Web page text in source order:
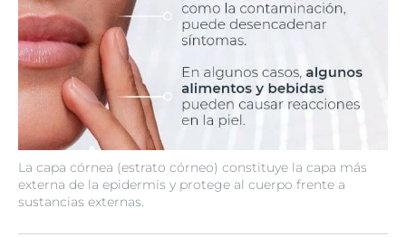
La capa córnea (estrato córneo) constituye la capa más
externa de la epidermis y protege al cuerpo frente a
sustancias externas.